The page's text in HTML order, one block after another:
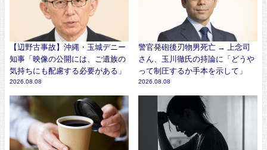
【辺野古事故】沖縄・玉城デニー
知事「映像の公開には、ご遺族の
気持ちにも配慮する必要がある」
2026.08.08
警官発砲後刃物男死亡 → 上念司
さん、玉川徹氏の持論に「どうや
って制圧するか手本を示して」
2026.08.08